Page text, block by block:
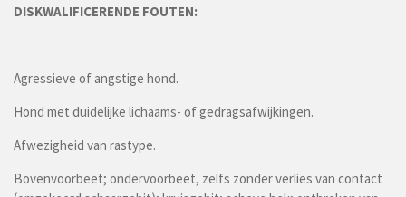
DISKWALIFICERENDE FOUTEN:
Agressieve of angstige hond.
Hond met duidelijke lichaams- of gedragsafwijkingen.
Afwezigheid van rastype.
Bovenvoorbeet; ondervoorbeet, zelfs zonder verlies van contact